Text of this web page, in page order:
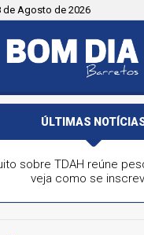
de Agosto de 2026
ÚLTIMAS
sobre TDAH reúne
veja como se